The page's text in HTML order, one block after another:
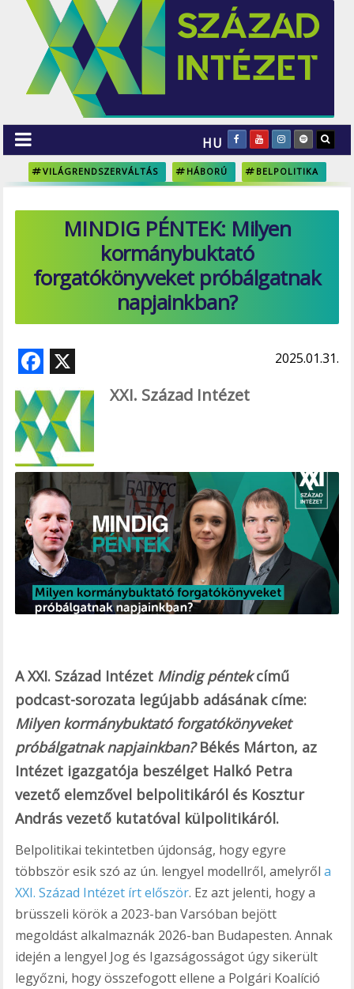
HU
VILÁGRENDSZERVÁLTÁS HÁBORÚ BELPOLITIKA
MINDIG PÉNTEK: Milyen
kormánybuktató
forgatókönyveket próbálgatnak
napjainkban?
F
ac
e
b
o
o
k
2025.01.31.
XXI. Század Intézet
A XXI. Század Intézet Mindig péntekcímű
podcast-sorozata legújabb adásának címe:
Milyen kormánybuktató forgatókönyveket
próbálgatnak napjainkban?Békés Márton, az
Intézet igazgatója beszélget Halkó Petra
vezető elemzővel belpolitikáról és Kosztur
András vezető kutatóval külpolitikáról.
Belpolitikai tekintetben újdonság, hogy egyre
többször esik szó az ún. lengyel modellről, amelyrőla
XXI. Század Intézet írt először. Ez azt jelenti, hogy a
brüsszeli körök a 2023-ban Varsóban bejött
megoldást alkalmaznák 2026-ban Budapesten. Annak
idején a lengyel Jog és Igazságosságot úgy sikerült
legyőzni, hogy összefogott ellene a Polgári Koalíció